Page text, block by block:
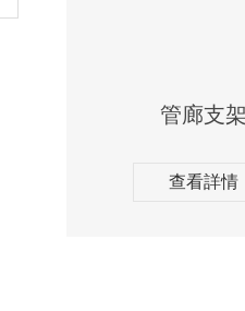
管廊支
查看詳情